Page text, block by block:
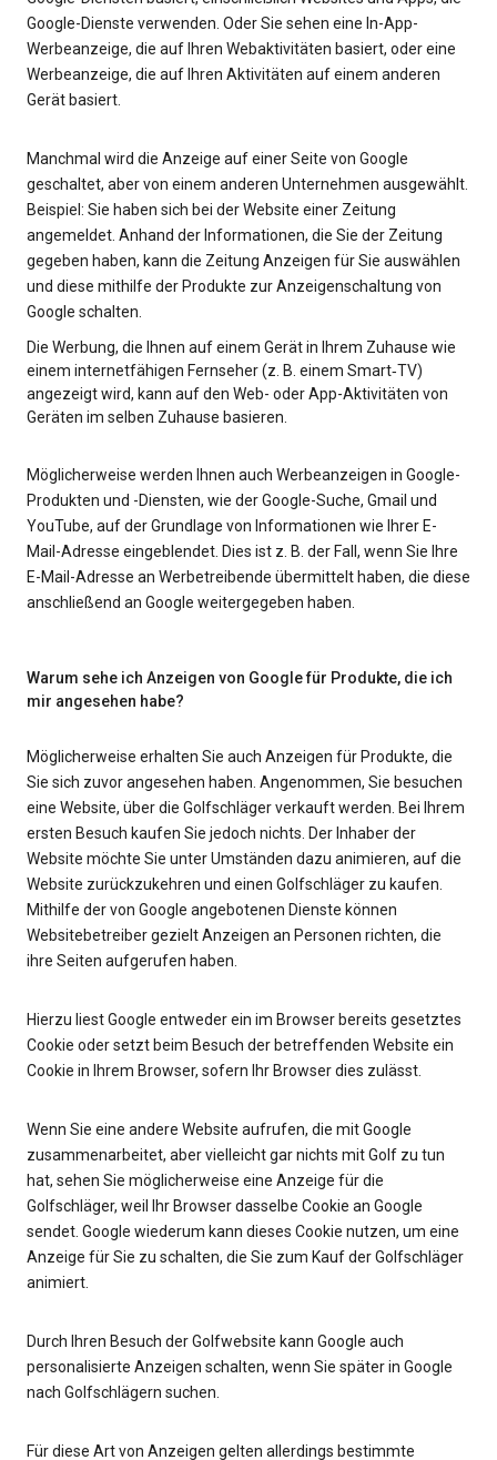
Google-Dienste verwenden. Oder Sie sehen eine In-App-
Werbeanzeige, die auf Ihren Webaktivitäten basiert, oder eine
Werbeanzeige, die auf Ihren Aktivitäten auf einem anderen
Gerät basiert.
Manchmal wird die Anzeige auf einer Seite von Google
geschaltet, aber von einem anderen Unternehmen ausgewählt.
Beispiel: Sie haben sich bei der Website einer Zeitung
angemeldet. Anhand der Informationen, die Sie der Zeitung
gegeben haben, kann die Zeitung Anzeigen für Sie auswählen
und diese mithilfe der Produkte zur Anzeigenschaltung von
Google schalten.
Die Werbung, die Ihnen auf einem Gerät in Ihrem Zuhause wie
einem internetfähigen Fernseher (z. B. einem Smart‑TV)
angezeigt wird, kann auf den Web- oder App-Aktivitäten von
Geräten im selben Zuhause basieren.
Möglicherweise werden Ihnen auch Werbeanzeigen in Google-
Produkten und -Diensten, wie der Google-Suche, Gmail und
YouTube, auf der Grundlage von Informationen wie Ihrer E-
Mail-Adresse eingeblendet. Dies ist z. B. der Fall, wenn Sie Ihre
E-Mail-Adresse an Werbetreibende übermittelt haben, die diese
anschließend an Google weitergegeben haben.
Warum sehe ich Anzeigen von Google für Produkte, die ich
mir angesehen habe?
Möglicherweise erhalten Sie auch Anzeigen für Produkte, die
Sie sich zuvor angesehen haben. Angenommen, Sie besuchen
eine Website, über die Golfschläger verkauft werden. Bei Ihrem
ersten Besuch kaufen Sie jedoch nichts. Der Inhaber der
Website möchte Sie unter Umständen dazu animieren, auf die
Website zurückzukehren und einen Golfschläger zu kaufen.
Mithilfe der von Google angebotenen Dienste können
Websitebetreiber gezielt Anzeigen an Personen richten, die
ihre Seiten aufgerufen haben.
Hierzu liest Google entweder ein im Browser bereits gesetztes
Cookie oder setzt beim Besuch der betreffenden Website ein
Cookie in Ihrem Browser, sofern Ihr Browser dies zulässt.
Wenn Sie eine andere Website aufrufen, die mit Google
zusammenarbeitet, aber vielleicht gar nichts mit Golf zu tun
hat, sehen Sie möglicherweise eine Anzeige für die
Golfschläger, weil Ihr Browser dasselbe Cookie an Google
sendet. Google wiederum kann dieses Cookie nutzen, um eine
Anzeige für Sie zu schalten, die Sie zum Kauf der Golfschläger
animiert.
Durch Ihren Besuch der Golfwebsite kann Google auch
personalisierte Anzeigen schalten, wenn Sie später in Google
nach Golfschlägern suchen.
Für diese Art von Anzeigen gelten allerdings bestimmte